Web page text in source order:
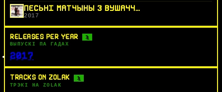
ПЕСЬНІ МАТЧЫНЫ З ВУШАЧЧЫНЫ
2017
RELEASES PER YEAR 1
ВЫПУСКІ ПА ГАДАХ
2017
TRACKS ON ZOLAK 1
ТРЭКІ НА ZOLAK